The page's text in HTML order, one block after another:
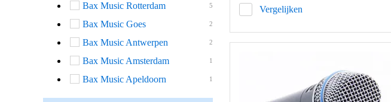
5
Bax Music Rotterdam
2
Bax Music Goes
2
Bax Music Antwerpen
1
Bax Music Amsterdam
1
Bax Music Apeldoorn
Vergelijken